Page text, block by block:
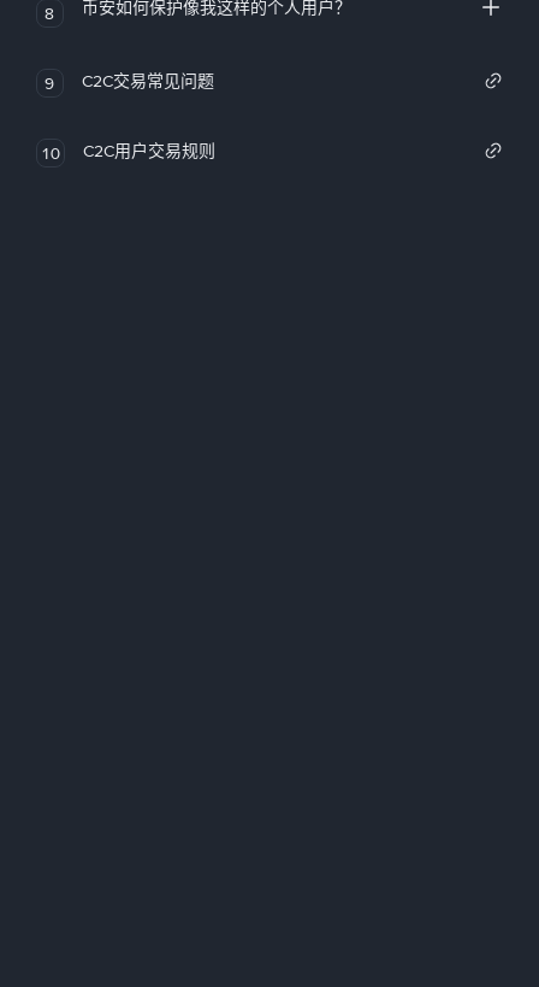
8 币安如何保护像我这样的个人用户？
9 C2C交易常见问题
10 C2C用户交易规则